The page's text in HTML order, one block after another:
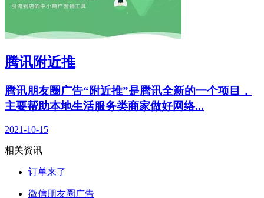
腾讯附近推
腾讯朋友圈广告“附近推”是腾讯全新的一个项目，
主要帮助本地生活服务类商家做好网络...
2021-10-15
相关资讯
订单来了
微信朋友圈广告